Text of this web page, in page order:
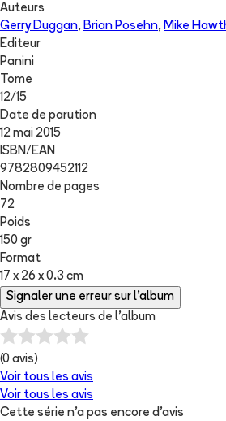
Auteurs
Gerry Duggan, Brian Posehn, Mike
Editeur
Panini
Tome
12/15
Date de parution
12 mai 2015
ISBN/EAN
9782809452112
Nombre de pages
72
Poids
150 gr
Format
17 x 26 x 0.3 cm
Signaler une erreur sur l'album
Avis des lecteurs de l'album
(0 avis)
Voir tous les avis
Voir tous les avis
Cette série n'a pas encore d'avis